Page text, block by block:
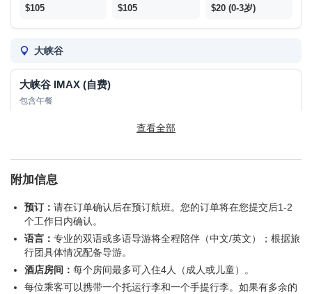
航班返程安排：行程最后一天，请预定晚上10：00以后起飞的国
内航班或晚上11:00以后起飞的国际航班从旧金山机场（SFO）
离开。
$105 $105 $20 (0-3岁)
大峡谷
大峡谷 IMAX (自费)
包含午餐
拉斯维加斯
拉斯维加斯夜游 (自费)
$50 $50 /
价格时常波动；不再另行通知。
查看全部
附加信息
预订： 请在订单确认后在预订航班。您的订单将在您提交后1-2
个工作日内确认。
语言： 专业的双语或多语导游将全程陪伴（中文/英文）；根据旅
行团具体情况配备导游。
酒店房间： 每个房间最多可入住4人（成人或儿童）。
每位乘客可以携带一个托运行李和一个手提行李。如果有多余的